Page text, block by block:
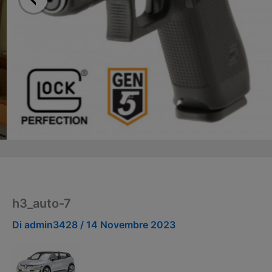
h3_auto-7
Di admin3428 / 14 Novembre 2023